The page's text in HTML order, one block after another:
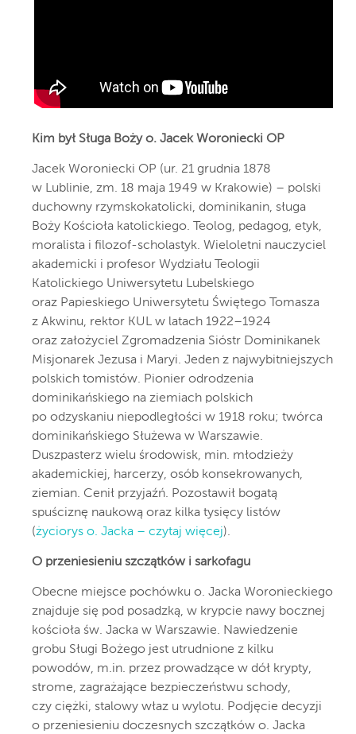
Kim był Sługa Boży o. Jacek Woroniecki OP
Jacek Woroniecki OP (ur. 21 grudnia 1878
w Lublinie, zm. 18 maja 1949 w Krakowie) – polski
duchowny rzymskokatolicki, dominikanin, sługa
Boży Kościoła katolickiego. Teolog, pedagog, etyk,
moralista i filozof-scholastyk. Wieloletni nauczyciel
akademicki i profesor Wydziału Teologii
Katolickiego Uniwersytetu Lubelskiego
oraz Papieskiego Uniwersytetu Świętego Tomasza
z Akwinu, rektor KUL w latach 1922–1924
oraz założyciel Zgromadzenia Sióstr Dominikanek
Misjonarek Jezusa i Maryi. Jeden z najwybitniejszych
polskich tomistów. Pionier odrodzenia
dominikańskiego na ziemiach polskich
po odzyskaniu niepodległości w 1918 roku; twórca
dominikańskiego Służewa w Warszawie.
Duszpasterz wielu środowisk, min. młodzieży
akademickiej, harcerzy, osób konsekrowanych,
ziemian. Cenił przyjaźń. Pozostawił bogatą
spuściznę naukową oraz kilka tysięcy listów
(życiorys o. Jacka – czytaj więcej).
O przeniesieniu szczątków i sarkofagu
Obecne miejsce pochówku o. Jacka Woronieckiego
znajduje się pod posadzką, w krypcie nawy bocznej
kościoła św. Jacka w Warszawie. Nawiedzenie
grobu Sługi Bożego jest utrudnione z kilku
powodów, m.in. przez prowadzące w dół krypty,
strome, zagrażające bezpieczeństwu schody,
czy ciężki, stalowy właz u wylotu. Podjęcie decyzji
o przeniesieniu doczesnych szczątków o. Jacka